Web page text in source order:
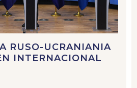
RUSO-UCRANIANIA
INTERNACIONAL